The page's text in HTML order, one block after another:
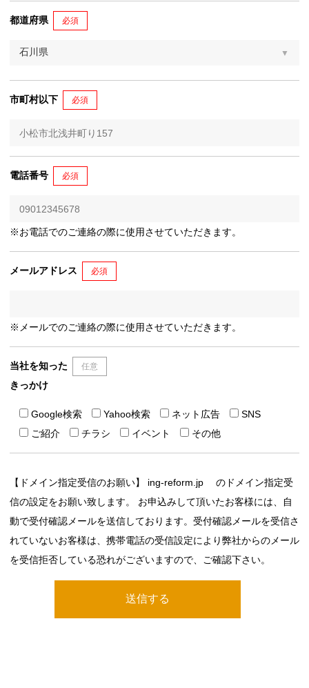
都道府県 必須
市町村以下 必須
電話番号 必須
※お電話でのご連絡の際に使用させていただきます。
メールアドレス 必須
※メールでのご連絡の際に使用させていただきます。
当社を知った
きっかけ
任意
Google検索 Yahoo検索 ネット広告
SNS
ご紹介
チラシ イベント その他
【ドメイン指定受信のお願い】 ing-reform.jp のドメイン指定受
信の設定をお願い致します。 お申込みして頂いたお客様には、自
動で受付確認メールを送信しております。受付確認メールを受信さ
れていないお客様は、携帯電話の受信設定により弊社からのメール
を受信拒否している恐れがございますので、ご確認下さい。